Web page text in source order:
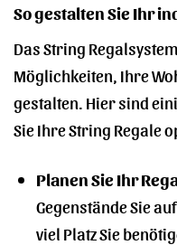
So gestalten Sie Ihr
Das String
Möglichkeiten, Ihre
gestalten. Hier sind
Sie Ihre String Regale
Planen Sie Ihr
Gegenstände Sie
viel Platz Sie